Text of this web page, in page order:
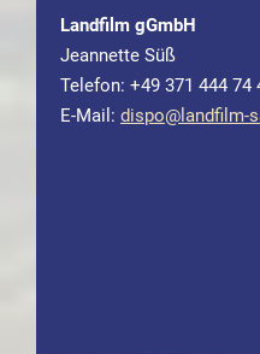
Landfilm gGmbH
Jeannette Süß
Telefon: +49 371 444 74
E-Mail: dispo@landfilm-